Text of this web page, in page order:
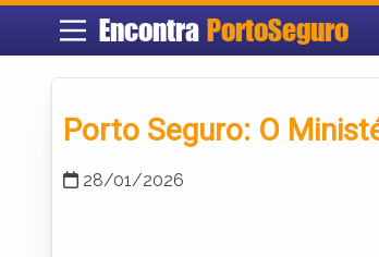
Encontra PortoSeguro
Porto Seguro: O
28/01/2026